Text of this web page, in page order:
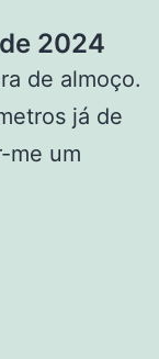
2024
de almoço.
já de
me um